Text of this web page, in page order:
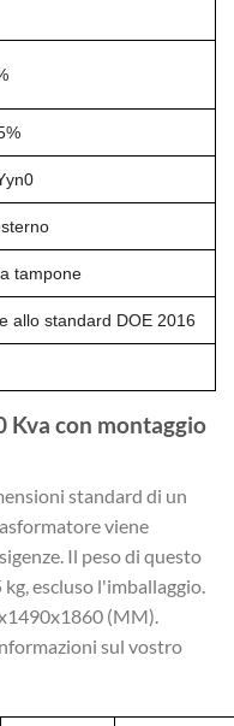
tampone
allo standard DOE 2016
Kva con montaggio
standard di un
viene
Il peso di questo
escluso l'imballaggio.
(MM).
sul vostro